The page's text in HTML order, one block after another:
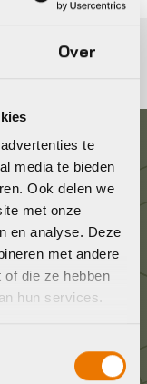
Over
te
media te bieden
Ook delen we
met onze
en analyse. Deze
met andere
die ze hebben
hun services.
via de